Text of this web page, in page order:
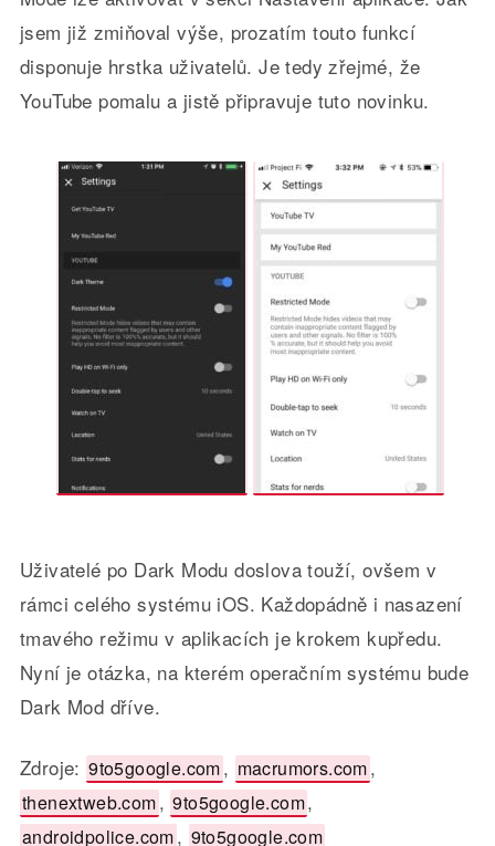
jsem již zmiňoval výše, prozatím touto funkcí
disponuje hrstka uživatelů. Je tedy zřejmé, že
YouTube pomalu a jistě připravuje tuto novinku.
Uživatelé po Dark Modu doslova touží, ovšem v
rámci celého systému iOS. Každopádně i nasazení
tmavého režimu v aplikacích je krokem kupředu.
Nyní je otázka, na kterém operačním systému bude
Dark Mod dříve.
Zdroje: 9to5google.com, macrumors.com,
thenextweb.com, 9to5google.com,
androidpolice.com, 9to5google.com